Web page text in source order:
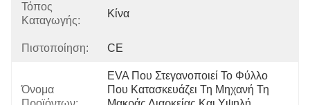
Τόπος
Καταγωγής:
Κίνα
Πιστοποίηση: CE
Όνομα
EVA Που Στεγανοποιεί Το Φύλλο
Που Κατασκευάζει Τη Μηχανή Τη